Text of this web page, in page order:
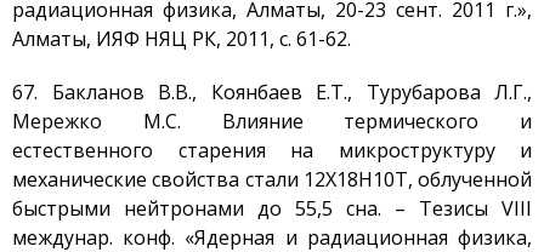
радиационная физика, Алматы, 20-23 сент. 2011 г.»,
Алматы, ИЯФ НЯЦ РК, 2011, с. 61-62.
67. Бакланов В.В., Коянбаев Е.Т., Турубарова Л.Г.,
Мережко М.С. Влияние термического и
естественного старения на микроструктуру и
механические свойства стали 12Х18Н10Т, облученной
быстрыми нейтронами до 55,5 сна. – Тезисы VIII
междунар. конф. «Ядерная и радиационная физика,